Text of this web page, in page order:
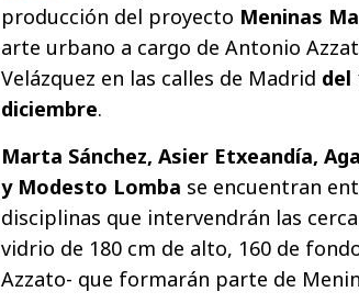
producción del proyecto Meninas
arte urbano a cargo de Antonio
Velázquez en las calles de Madrid del
diciembre.
Marta Sánchez, Asier Etxeandía,
y Modesto Lomba se encuentran
disciplinas que intervendrán las
vidrio de 180 cm de alto, 160 de
Azzato- que formarán parte de